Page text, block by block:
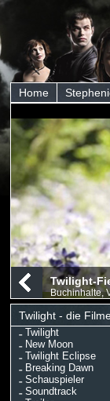
Home
Twilight-
Buchinhalte,
Twilight - die
Twilight
New Moon
Twilight Eclipse
Breaking Dawn
Schauspieler
Soundtrack